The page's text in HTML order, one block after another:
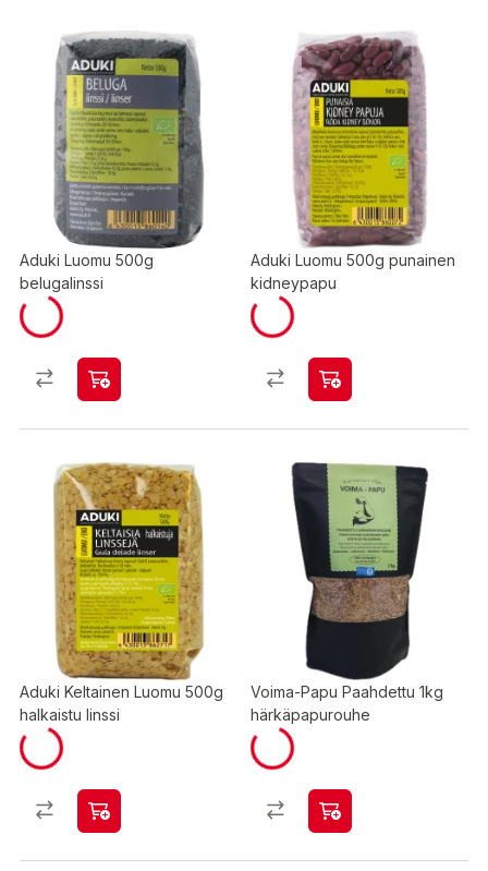
Aduki Luomu 500g
belugalinssi
Aduki Luomu 500g punainen
kidneypapu
Aduki Keltainen Luomu 500g
halkaistu linssi
Voima-Papu Paahdettu 1kg
härkäpapurouhe